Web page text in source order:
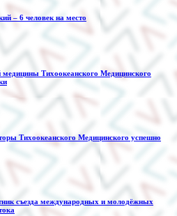
– 6 человек на место
медицины Тихоокеанского Медицинского
Тихоокеанского Медицинского успешно
съезда международных и молодёжных